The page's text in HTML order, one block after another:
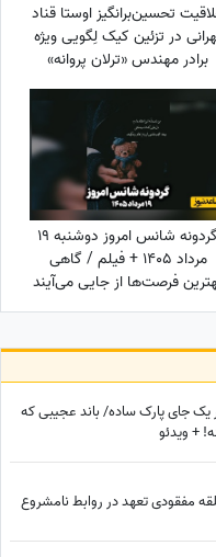
تحسین‌برانگیز اوستا قناد
در تزئین کیک لِگویی ویژه
برادر مهندس «ترلان پروانه»
حماسه آفرید/ آقا واگعیه یا
گردونه شانس امروز دوشنبه 19
مرداد 1405 + فیلم / گاهی
فرصت‌ها از جایی می‌آیند
که انتظارش را نداری
یک جای پارک ساده/ باند عجیبی که
+ ویدئو
مفقودی تعهد در روابط نامشروع